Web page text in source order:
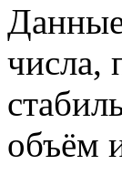
числа,
объём